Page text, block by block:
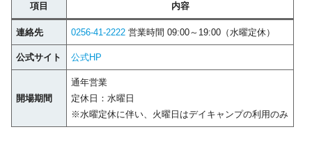
項目 内容
連絡先 0256-41-2222 営業時間 09:00～19:00（水曜定休）
公式サイト 公式HP
開場期間
通年営業
定休日：水曜日
※水曜定休に伴い、火曜日はデイキャンプの利用のみ